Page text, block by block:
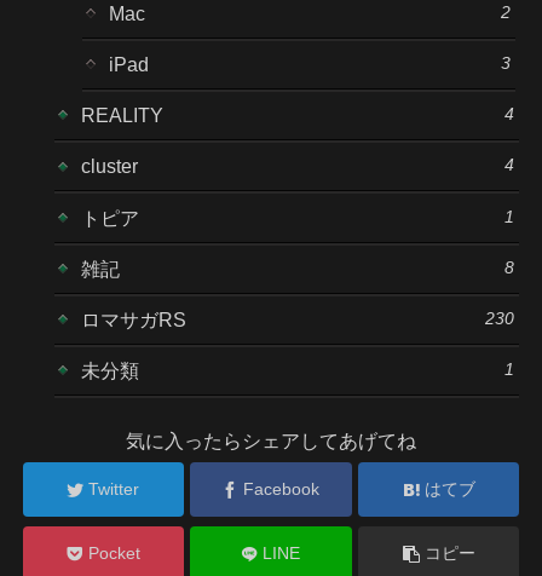
Mac 2
iPad 3
REALITY 4
cluster 4
トピア 1
雑記 8
ロマサガRS 230
未分類 1
気に入ったらシェアしてあげてね
Twitter Facebook はてブ
Pocket LINE コピー